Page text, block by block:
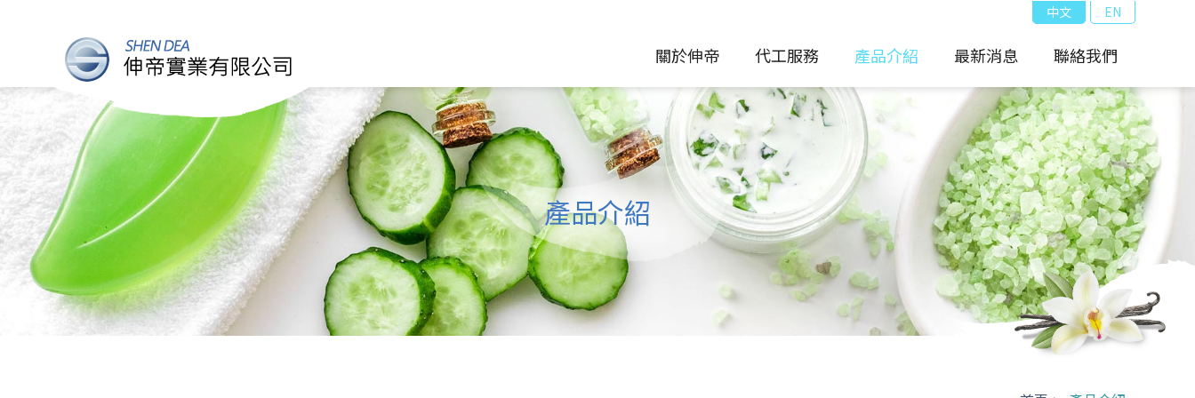
中文 EN
關於伸帝 代工服務 產品介紹 最新消息 聯絡我們
產品介紹